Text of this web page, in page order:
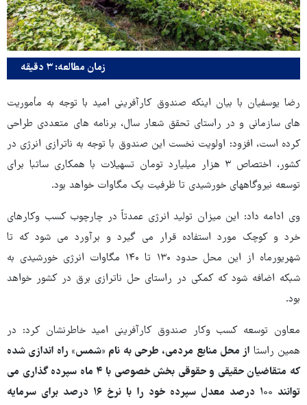
زمان مطالعه: ۳ دقیقه
رضا یوسفیان با بیان اینکه صندوق کارآفرینی امید با توجه به مأموریت
های سازمانی و در راستای تحقق شعار سال، برنامه های متعددی طراحی
کرده است، افزود: اولویت نخست این صندوق با توجه به ناترازی انرژی در
کشور، اختصاص ۳ هزار میلیارد تومان تسهیلات با همکاری ساتبا برای
توسعه نیروگاههای خورشیدی تا ظرفیت یک مگاوات خواهد بود.
وی ادامه داد: این میزان تولید انرژی عمدتاً در چارچوب کسب وکارهای
خرد و کوچک مورد استفاده قرار می گیرد و برآورد می شود که تا
شهریورماه از این محل حدود ۱۳۰ تا ۱۴۰ مگاوات انرژی خورشیدی به
شبکه اضافه شود که کمکی در راستای حل ناترازی برق در کشور خواهد
بود.
معاون توسعه کسب وکار صندوق کارآفرینی امید خاطرنشان کرد: در
همین راستا از محل منابع مردمی، طرحی به نام «شمس» راه اندازی شده
که متقاضیان حقیقی و حقوقی بخش خصوصی با ۴ ماه سپرده گذاری می
توانند ۱۰۰ درصد معدل سپرده خود را با نرخ ۱۶ درصد برای سرمایه